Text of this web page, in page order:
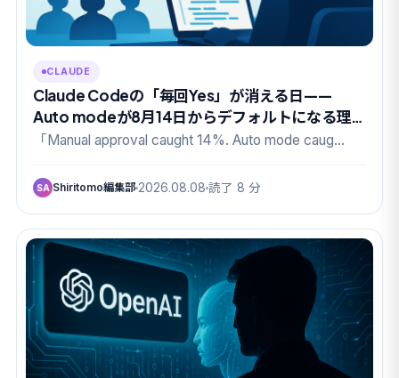
CLAUDE
Claude Codeの「毎回Yes」が消える日——
Auto modeが8月14日からデフォルトになる理
由
「Manual approval caught 14%. Auto mode caug…
SA Shiritomo編集部 2026.08.08 読了 8 分